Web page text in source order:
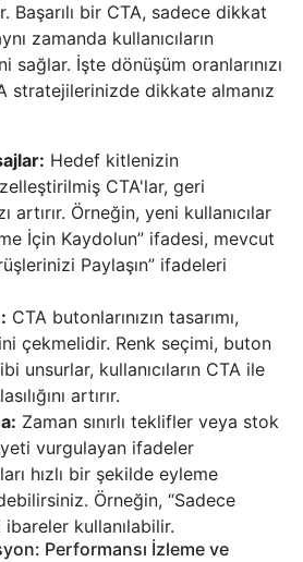
Başarılı bir CTA, sadece dikkat
zamanda kullanıcıların
sağlar. İşte dönüşüm oranlarınızı
stratejilerinizde dikkate almanız
Hedef kitlenizin
CTA'lar, geri
artırır. Örneğin, yeni kullanıcılar
İçin Kaydolun” ifadesi, mevcut
Paylaşın” ifadeleri
CTA butonlarınızın tasarımı,
çekmelidir. Renk seçimi, buton
unsurlar, kullanıcıların CTA ile
artırır.
Zaman sınırlı teklifler veya stok
vurgulayan ifadeler
hızlı bir şekilde eyleme
Örneğin, “Sadece
kullanılabilir.
Performansı İzleme ve